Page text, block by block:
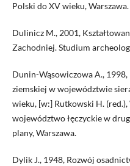
Polski do XV wieku, Warszawa.
Dulinicz M., 2001,
Zachodniej. Studium
Dunin-Wąsowiczowa A., 1998,
ziemskiej w województwie
wieku, [w:] Rutkowski H.
województwo łęczyckie w
plany, Warszawa.
Dylik J., 1948, Rozwój